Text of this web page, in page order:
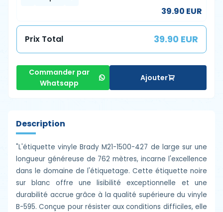
39.90 EUR
Prix Total 39.90 EUR
Commander par
Whatsapp
Ajouter
Description
"L'étiquette vinyle Brady M21-1500-427 de large sur une
longueur généreuse de 762 mètres, incarne l'excellence
dans le domaine de l'étiquetage. Cette étiquette noire
sur blanc offre une lisibilité exceptionnelle et une
durabilité accrue grâce à la qualité supérieure du vinyle
B-595. Conçue pour résister aux conditions difficiles, elle